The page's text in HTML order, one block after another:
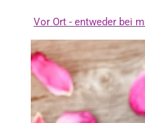
Vor Ort - entweder bei